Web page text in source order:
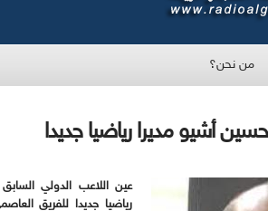
من نحن؟
حسين أشيو مديرا رياضيا جديدا
عين اللاعب الدولي
رياضيا جديدا للفريق